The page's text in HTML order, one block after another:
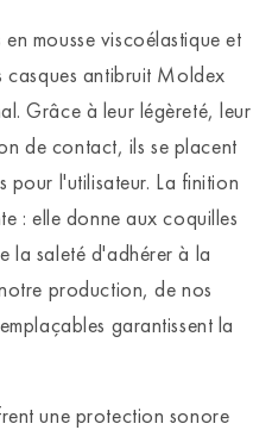
mousse viscoélastique et
casques antibruit Moldex
Grâce à leur légèreté, leur
de contact, ils se placent
pour l'utilisateur. La finition
: elle donne aux coquilles
la saleté d'adhérer à la
production, de nos
garantissent la
une protection sonore